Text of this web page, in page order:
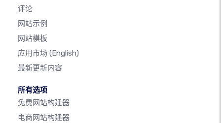
评论
网站示例
网站模板
应用市场 (English)
最新更新内容
所有选项
免费网站构建器
电商网站构建器